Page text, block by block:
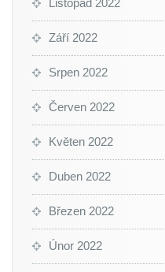
Září 2022
Srpen 2022
Červen 2022
Květen 2022
Duben 2022
Březen 2022
Únor 2022